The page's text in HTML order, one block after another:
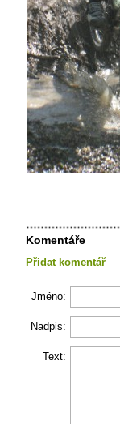
Komentáře
Přidat komentář
Jméno:
Nadpis:
Text: